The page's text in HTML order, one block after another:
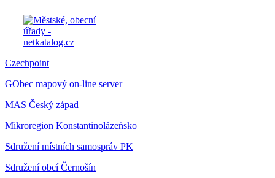
Czechpoint
GObec mapový on-line server
MAS Český západ
Mikroregion Konstantinolázeňsko
Sdružení místních samospráv PK
Sdružení obcí Černošín